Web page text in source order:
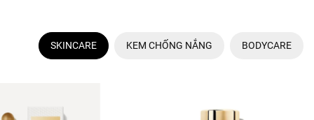
SKINCARE KEM CHỐNG NẮNG BODYCARE